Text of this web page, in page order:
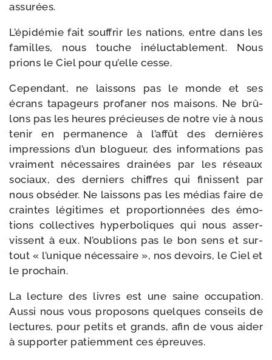
assurées.
L’épidémie fait souf­frir les nations, entre dans les
familles, nous touche iné­luc­ta­ble­ment. Nous
prions le Ciel pour qu’elle cesse.
Cependant, ne lais­sons pas le monde et ses
écrans tapa­geurs pro­fa­ner nos mai­sons. Ne brû­
lons pas les heures pré­cieuses de notre vie à nous
tenir en per­ma­nence à l’af­fût des der­nières
impres­sions d’un blo­gueur, des infor­ma­tions pas
vrai­ment néces­saires drai­nées par les réseaux
sociaux, des der­niers chiffres qui finissent par
nous obsé­der. Ne lais­sons pas les médias faire de
craintes légi­times et pro­por­tion­nées des émo­
tions col­lec­tives hyper­bo­liques qui nous asser­
vissent à eux. N’oublions pas le bon sens et sur­
tout « l’u­nique néces­saire », nos devoirs, le Ciel et
le prochain.
La lec­ture des livres est une saine occu­pa­tion.
Aussi nous vous pro­po­sons quelques conseils de
lec­tures, pour petits et grands, afin de vous aider
à sup­por­ter patiem­ment ces épreuves.